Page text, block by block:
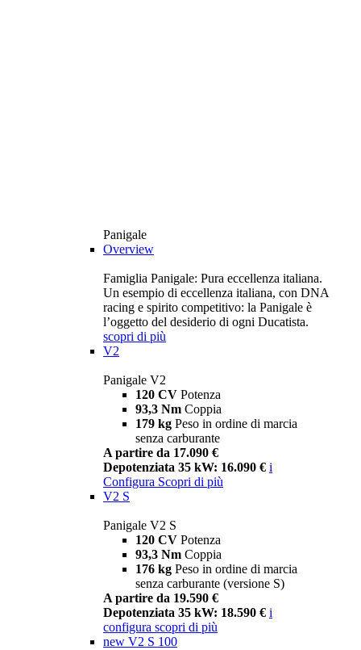
Panigale
Overview
Famiglia Panigale: Pura eccellenza italiana.
Un esempio di eccellenza italiana, con DNA
racing e spirito competitivo: la Panigale è
l’oggetto del desiderio di ogni Ducatista.
scopri di più
V2
Panigale V2
120 CV Potenza
93,3 Nm Coppia
179 kg Peso in ordine di marcia
senza carburante
A partire da 17.090 €
Depotenziata 35 kW: 16.090 € i
Configura Scopri di più
V2 S
Panigale V2 S
120 CV Potenza
93,3 Nm Coppia
176 kg Peso in ordine di marcia
senza carburante (versione S)
A partire da 19.590 €
Depotenziata 35 kW: 18.590 € i
configura scopri di più
new V2 S 100